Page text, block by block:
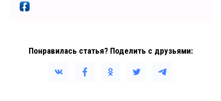
Понравилась статья? Поделить с друзьями: